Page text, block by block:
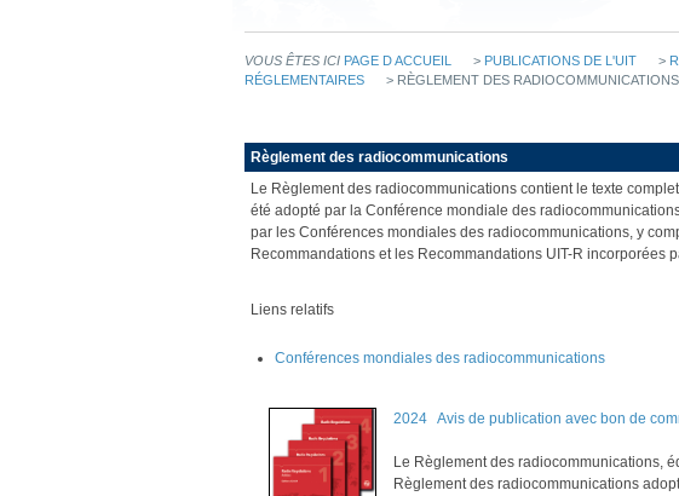
VOUS ÊTES ICI PAGE D ACCUEIL > PUBLICATIONS DE L'UIT >
RÉGLEMENTAIRES
> RÈGLEMENT DES RADIOCOMMUNICATIONS
Règlement des radiocommunications
Le Règlement des radiocommunications contient le texte
été adopté par la Conférence mondiale des
par les Conférences mondiales des radiocommunications, y
Recommandations et les Recommandations UIT-R incorporées
Liens relatifs
Conférences mondiales des radiocommunications
2024 Avis de publication avec bon de
Le Règlement des radiocommunications,
Règlement des radiocommunications